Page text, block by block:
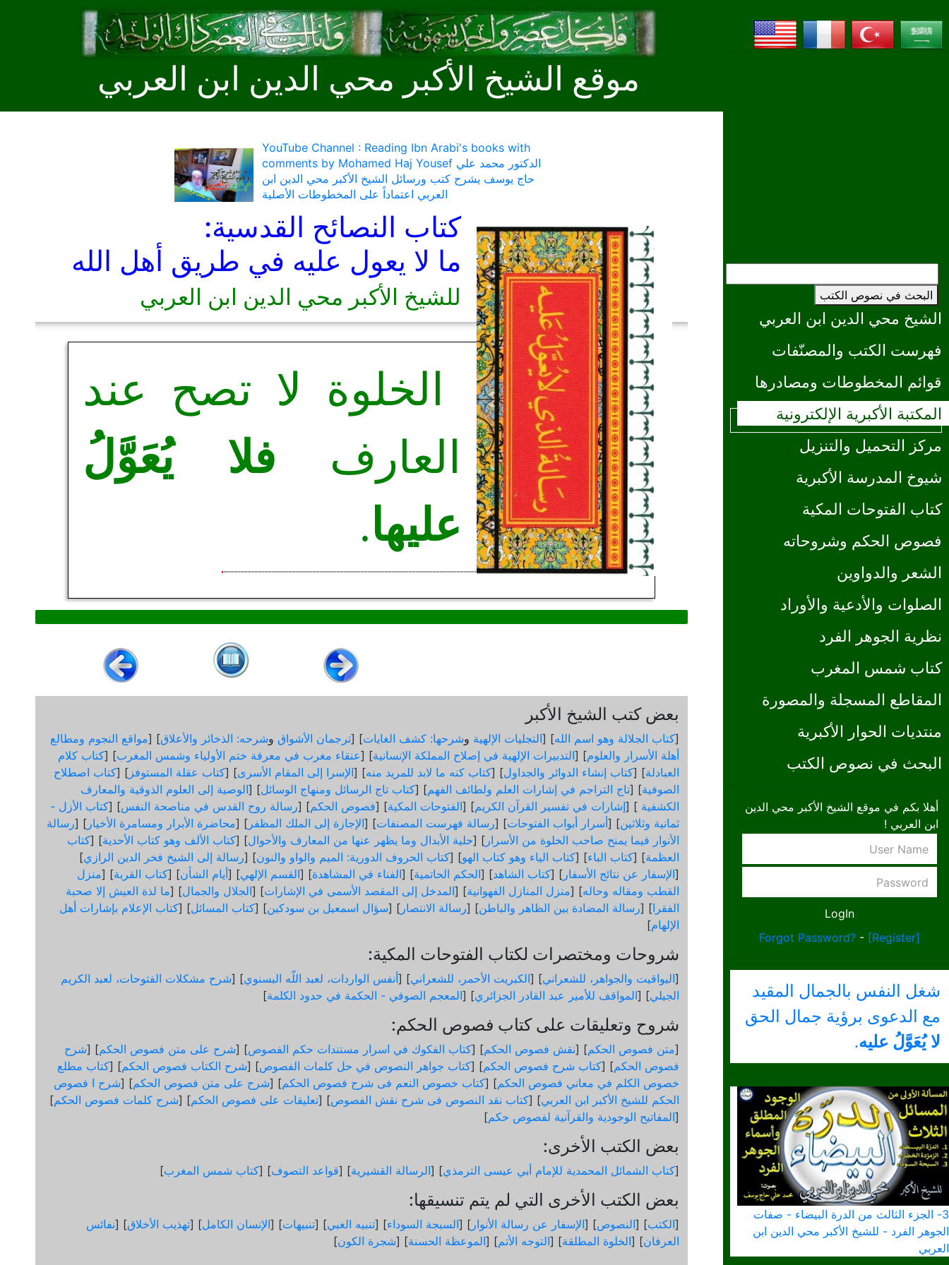
البحث في نصوص الكتب
الشيخ محي الدين ابن العربي
فهرست الكتب والمصنّفات
قوائم المخطوطات ومصادرها
المكتبة الأكبرية الإلكترونية
مركز التحميل والتنزيل
شيوخ المدرسة الأكبرية
كتاب الفتوحات المكية
فصوص الحكم وشروحاته
الشعر والدواوين
الصلوات والأدعية والأوراد
نظرية الجوهر الفرد
كتاب شمس المغرب
المقاطع المسجلة والمصورة
منتديات الحوار الأكبرية
البحث في نصوص الكتب
أهلا بكم في موقع الشيخ الأكبر محي الدين
ابن العربي !
Forgot Password? - [Register]
شغل النفس بالجمال المقيد
مع الدعوى برؤية جمال الحق
لا يُعَوَّلُ عليه.
3- الجزء الثالث من الدرة البيضاء - صفات
الجوهر الفرد - للشيخ الأكبر محي الدين ابن
العربي
موقع الشيخ الأكبر محي الدين ابن العربي
YouTube Channel : Reading Ibn Arabi's books with
comments by Mohamed Haj Yousef الدكتور محمد علي
حاج يوسف يشرح كتب ورسائل الشيخ الأكبر محي الدين ابن
العربي اعتماداً على المخطوطات الأصلية
كتاب النصائح القدسية:
ما لا يعول عليه في طريق أهل الله
للشيخ الأكبر محي الدين ابن العربي
الخلوة لا تصح عند
العارف فلا يُعَوَّلُ
عليها.
بعض كتب الشيخ الأكبر
[كتاب الجلالة وهو اسم الله] [التجليات الإلهية وشرحها: كشف الغايات] [ترجمان الأشواق وشرحه: الذخائر والأعلاق] [مواقع النجوم ومطالع
أهلة الأسرار والعلوم] [التدبيرات الإلهية في إصلاح المملكة الإنسانية] [عنقاء مغرب في معرفة ختم الأولياء وشمس المغرب] [كتاب كلام
العبادلة] [كتاب إنشاء الدوائر والجداول] [كتاب كنه ما لابد للمريد منه] [الإسرا إلى المقام الأسرى] [كتاب عقلة المستوفز ] [كتاب اصطلاح
الصوفية] [تاج التراجم في إشارات العلم ولطائف الفهم] [كتاب تاج الرسائل ومنهاج الوسائل] [الوصية إلى العلوم الذوقية والمعارف
الكشفية ] [إشارات في تفسير القرآن الكريم] [الفتوحات المكية] [فصوص الحكم] [رسالة روح القدس في مناصحة النفس] [كتاب الأزل -
ثمانية وثلاثين] [أسرار أبواب الفتوحات] [رسالة فهرست المصنفات] [الإجازة إلى الملك المظفر ] [محاضرة الأبرار ومسامرة الأخيار ] [رسالة
الأنوار فيما يمنح صاحب الخلوة من الأسرار ] [حلية الأبدال وما يظهر عنها من المعارف والأحوال] [كتاب الألف وهو كتاب الأحدية] [كتاب
العظمة] [كتاب الباء] [كتاب الياء وهو كتاب الهو] [كتاب الحروف الدورية: الميم والواو والنون] [رسالة إلى الشيخ فخر الدين الرازي]
[الإسفار عن نتائج الأسفار ] [كتاب الشاهد] [الحكم الحاتمية] [الفناء في المشاهدة] [القسم الإلهي] [أيام الشأن] [كتاب القربة] [منزل
القطب ومقاله وحاله] [منزل المنازل الفهوانية] [المدخل إلى المقصد الأسمى في الإشارات] [الجلال والجمال] [ما لذة العيش إلا صحبة
الفقرا] [رسالة المضادة بين الظاهر والباطن] [رسالة الانتصار ] [سؤال اسمعيل بن سودكين] [كتاب المسائل] [كتاب الإعلام بإشارات أهل
الإلهام]
شروحات ومختصرات لكتاب الفتوحات المكية:
[اليواقيت والجواهر، للشعراني] [الكبريت الأحمر، للشعراني] [أنفس الواردات، لعبد اللّه البسنوي] [شرح مشكلات الفتوحات، لعبد الكريم
الجيلي] [المواقف للأمير عبد القادر الجزائري] [المعجم الصوفي - الحكمة في حدود الكلمة]
شروح وتعليقات على كتاب فصوص الحكم:
[متن فصوص الحكم] [نقش فصوص الحكم] [كتاب الفكوك في اسرار مستندات حكم الفصوص] [شرح على متن فصوص الحكم] [شرح
فصوص الحكم] [كتاب شرح فصوص الحكم] [كتاب جواهر النصوص في حل كلمات الفصوص] [شرح الكتاب فصوص الحكم] [كتاب مطلع
خصوص الكلم في معاني فصوص الحكم] [كتاب خصوص النعم فى شرح فصوص الحكم] [شرح على متن فصوص الحكم] [شرح ا فصوص
الحكم للشيخ الأكبر ابن العربي] [كتاب نقد النصوص فى شرح نقش الفصوص] [تعليقات على فصوص الحكم] [شرح كلمات فصوص الحكم]
[المفاتيح الوجودية والقرآنیة لفصوص حكم]
بعض الكتب الأخرى:
[كتاب الشمائل المحمدية للإمام أبي عيسى الترمذي] [الرسالة القشيرية] [قواعد التصوف] [كتاب شمس المغرب]
بعض الكتب الأخرى التي لم يتم تنسيقها:
[الكتب] [النصوص] [الإسفار عن رسالة الأنوار ] [السبجة السوداء] [تنبيه الغبي] [تنبيهات] [الإنسان الكامل] [تهذيب الأخلاق] [نفائس
العرفان] [الخلوة المطلقة] [التوجه الأتم] [الموعظة الحسنة] [شجرة الكون]